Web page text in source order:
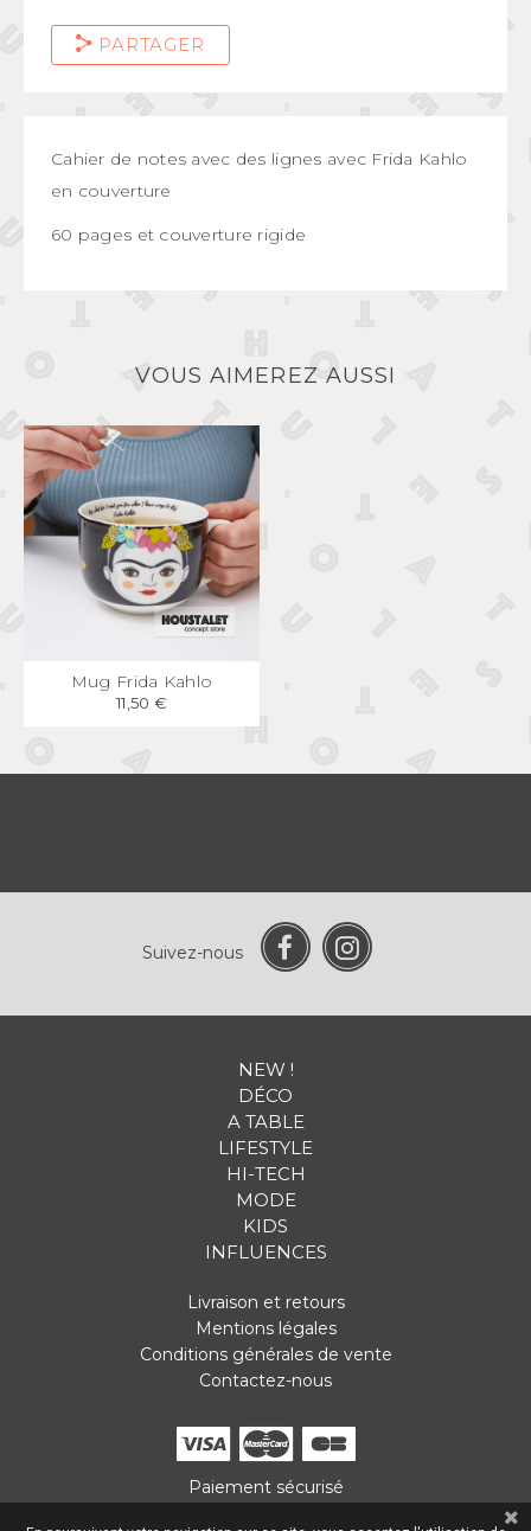
PARTAGER
Cahier de notes avec des lignes avec Frida Kahlo
en couverture
60 pages et couverture rigide
VOUS AIMEREZ AUSSI
APERÇU RAPIDE
Mug Frida Kahlo
11,50 €
Suivez-nous
NEW !
DÉCO
A TABLE
LIFESTYLE
HI-TECH
MODE
KIDS
INFLUENCES
Livraison et retours
Mentions légales
Conditions générales de vente
Contactez-nous
Paiement sécurisé